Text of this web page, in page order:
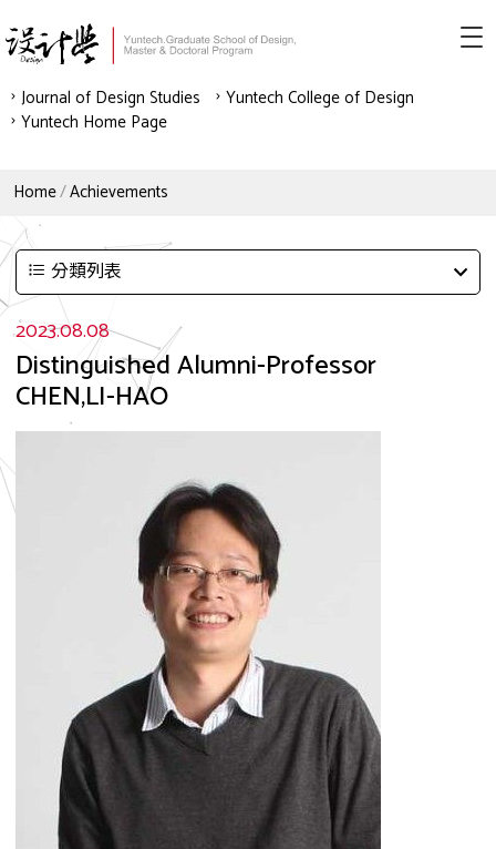
Journal of Design Studies
Yuntech College of Design
Yuntech Home Page
Home Achievements
分類列表
2023.08.08
Distinguished Alumni-Professor
CHEN,LI-HAO